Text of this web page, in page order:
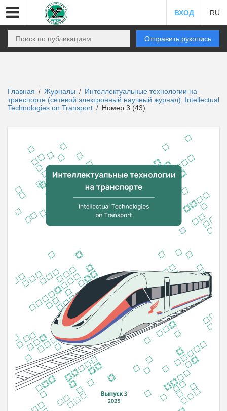
ВХОД RU
Отправить рукопись
Главная / Журналы / Интеллектуальные технологии на
транспорте (сетевой электронный научный журнал), Intellectual
Technologies on Transport / Номер 3 (43)